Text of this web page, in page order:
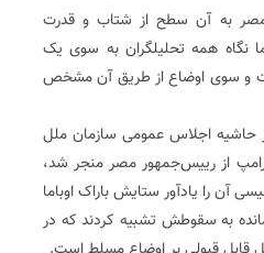
به آن سطح از شتاب و قدرت
نگاه همه تحلیلگران به سوی یک
سوی اوضاع از طریق آن مشخص
حاشیه اجلاس عمومی سازمان ملل
از رییس‌جمهور مصر منجر شد،
آن را یادآور ستایش باراک اوباما
به سقوطش تشبیه کردند که در